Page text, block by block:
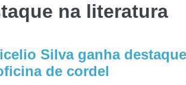
na literatura
Silva ganha
de cordel